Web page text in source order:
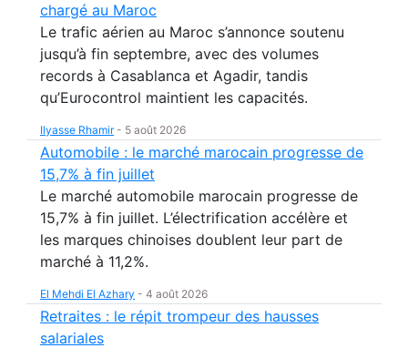
chargé au Maroc
Le trafic aérien au Maroc s’annonce soutenu
jusqu’à fin septembre, avec des volumes
records à Casablanca et Agadir, tandis
qu’Eurocontrol maintient les capacités.
Ilyasse Rhamir- 5 août 2026
Automobile : le marché marocain progresse de
15,7% à fin juillet
Le marché automobile marocain progresse de
15,7% à fin juillet. L’électrification accélère et
les marques chinoises doublent leur part de
marché à 11,2%.
El Mehdi El Azhary - 4 août 2026
Retraites : le répit trompeur des hausses
salariales